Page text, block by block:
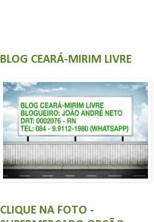
BLOG CEARÁ-MIRIM LIVRE
CLIQUE NA FOTO -